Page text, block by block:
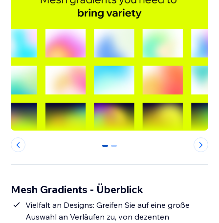
0 1
Mesh Gradients - Überblick
Vielfalt an Designs: Greifen Sie auf eine große
Auswahl an Verläufen zu, von dezenten